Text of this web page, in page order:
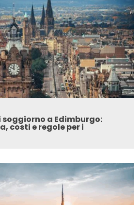
a Edimburgo:
costi e regole per i